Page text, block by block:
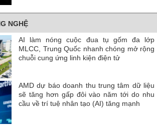
NGHỆ
AI làm nóng cuộc đua tụ gốm đa lớp
MLCC, Trung Quốc nhanh chóng mở rộng
chuỗi cung ứng linh kiện điện tử
AMD dự báo doanh thu trung tâm dữ liệu
sẽ tăng hơn gấp đôi vào năm tới do nhu
cầu về trí tuệ nhân tạo (AI) tăng mạnh